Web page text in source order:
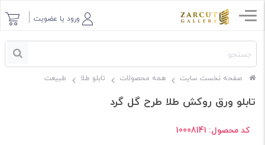
ورود یا عضویت
صفحه نخست سایت همه محصولات تابلو طلا طبیعت
تابلو ورق روکش طلا طرح گل گرد
کد محصول: 10008141